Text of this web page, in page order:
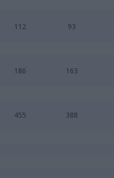
112 93
186 163
455 388